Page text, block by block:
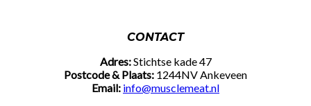
CONTACT
Adres:Stichtse kade 47
Postcode & Plaats: 1244NV Ankeveen
Email: info@musclemeat.nl